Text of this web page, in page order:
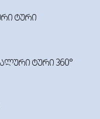
ᲢᲣᲠᲘ
ᲢᲣᲠᲘ 360°